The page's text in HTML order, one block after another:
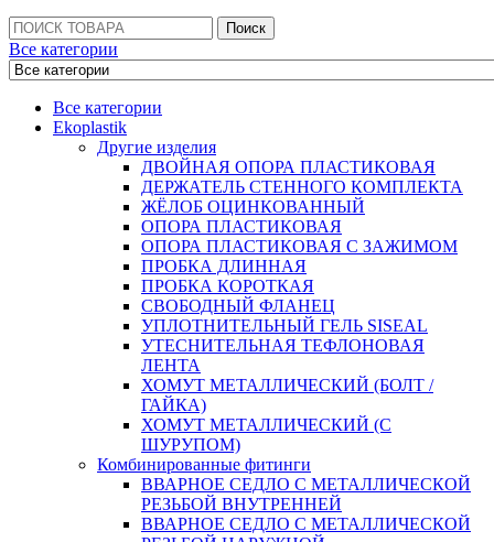
Поиск:
Поиск
Все категории
Все категории
Ekoplastik
Другие изделия
ДВОЙНАЯ ОПОРА ПЛАСТИКОВАЯ
ДЕРЖАТЕЛЬ СТЕННОГО КОМПЛЕКТА
ЖЁЛОБ ОЦИНКОВАННЫЙ
ОПОРА ПЛАСТИКОВАЯ
ОПОРА ПЛАСТИКОВАЯ С ЗАЖИМОМ
ПРОБКА ДЛИННАЯ
ПРОБКА КОРОТКАЯ
СВОБОДНЫЙ ФЛАНЕЦ
УПЛОТНИТЕЛЬНЫЙ ГЕЛЬ SISEAL
УТЕСНИТЕЛЬНАЯ ТЕФЛОНОВАЯ
ЛЕНТА
ХОМУТ МЕТАЛЛИЧЕСКИЙ (БОЛТ /
ГАЙКА)
ХОМУТ МЕТАЛЛИЧЕСКИЙ (С
ШУРУПОМ)
Комбинированные фитинги
ВВАРНОЕ СЕДЛО С МЕТАЛЛИЧЕСКОЙ
РЕЗЬБОЙ ВНУТРЕННЕЙ
ВВАРНОЕ СЕДЛО С МЕТАЛЛИЧЕСКОЙ